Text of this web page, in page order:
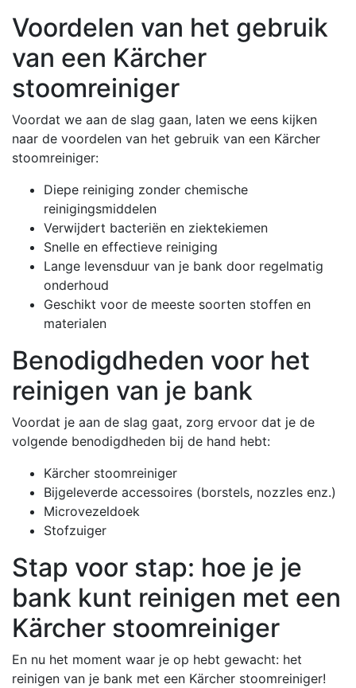
Voordelen van het gebruik
van een Kärcher
stoomreiniger
Voordat we aan de slag gaan, laten we eens kijken
naar de voordelen van het gebruik van een Kärcher
stoomreiniger:
Diepe reiniging zonder chemische
reinigingsmiddelen
Verwijdert bacteriën en ziektekiemen
Snelle en effectieve reiniging
Lange levensduur van je bank door regelmatig
onderhoud
Geschikt voor de meeste soorten stoffen en
materialen
Benodigdheden voor het
reinigen van je bank
Voordat je aan de slag gaat, zorg ervoor dat je de
volgende benodigdheden bij de hand hebt:
Kärcher stoomreiniger
Bijgeleverde accessoires (borstels, nozzles enz.)
Microvezeldoek
Stofzuiger
Stap voor stap: hoe je je
bank kunt reinigen met een
Kärcher stoomreiniger
En nu het moment waar je op hebt gewacht: het
reinigen van je bank met een Kärcher stoomreiniger!